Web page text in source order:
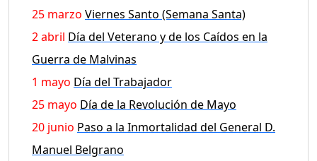
25 marzo Viernes Santo (Semana Santa)
2 abril Día del Veterano y de los Caídos en la
Guerra de Malvinas
1 mayo Día del Trabajador
25 mayo Día de la Revolución de Mayo
20 junio Paso a la Inmortalidad del General D.
Manuel Belgrano